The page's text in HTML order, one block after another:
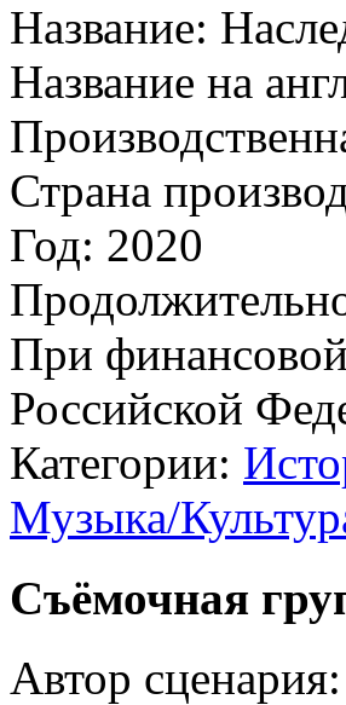
Название:
Название на
Страна
Год: 2020
При
Российской
Категории:
Музыка/
Съёмочная
Автор сценария: